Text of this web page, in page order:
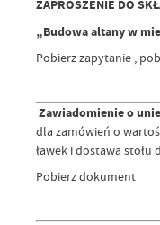
ZAPROSZENIE DO
„Budowa altany w
Pobierz zapytanie ,
Zawiadomienie o
dla zamówień o
ławek i dostawa stołu
Pobierz dokument